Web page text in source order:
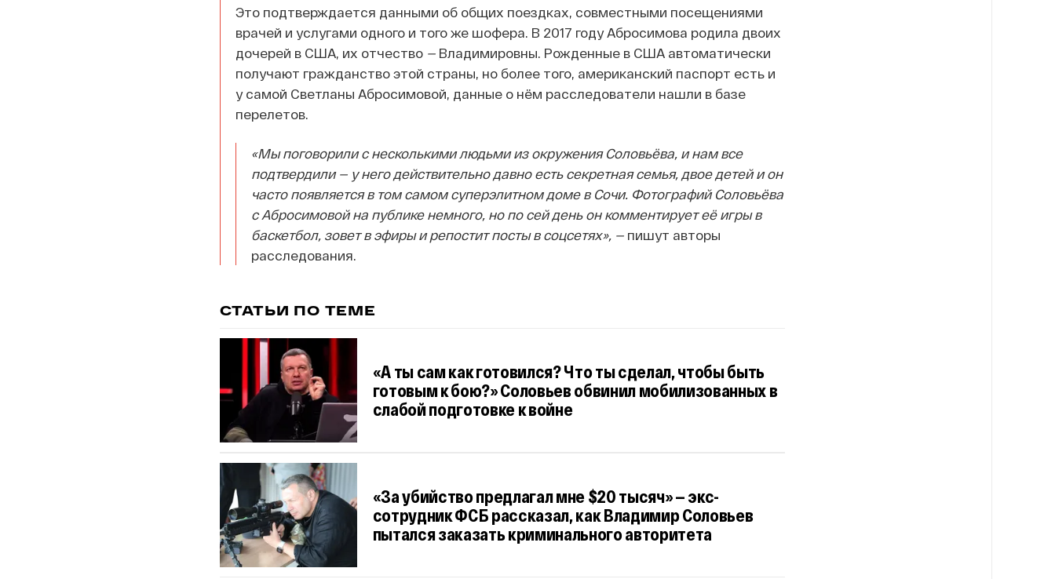
Это подтверждается данными об общих поездках, совместными посещениями
врачей и услугами одного и того же шофера. В 2017 году Абросимова родила двоих
дочерей в США, их отчество —Владимировны. Рожденные в США автоматически
получают гражданство этой страны, но более того, американский паспорт есть и
у самой Светланы Абросимовой, данные о нём расследователи нашли в базе
перелетов.
«Мы поговорили с несколькими людьми из окружения Соловьёва, и нам все
подтвердили — у него действительно давно есть секретная семья, двое детей и он
часто появляется в том самом суперэлитном доме в Сочи. Фотографий Соловьёва
с Абросимовой на публике немного, но по сей день он комментирует её игры в
баскетбол, зовет в эфиры и репостит посты в соцсетях», —пишут авторы
расследования.
СТАТЬИ ПО ТЕМЕ
«А ты сам как готовился? Что ты сделал, чтобы быть
готовым к бою?» Соловьев обвинил мобилизованных в
слабой подготовке к войне
«За убийство предлагал мне $20 тысяч» — экс-
сотрудник ФСБ рассказал, как Владимир Соловьев
пытался заказать криминального авторитета